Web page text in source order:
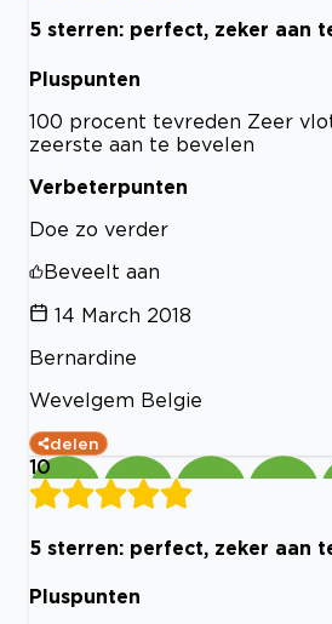
5 sterren: perfect, zeker aan
Pluspunten
100 procent tevreden Zeer
zeerste aan te bevelen
Verbeterpunten
Doe zo verder
Beveelt aan
14 March 2018
Bernardine
Wevelgem Belgie
delen
10
5 sterren: perfect, zeker aan
Pluspunten